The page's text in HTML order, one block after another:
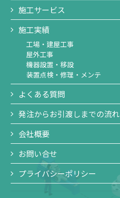
施工サービス
施工実績
工場・建屋工事
屋外工事
機器設置・移設
装置点検・修理・メンテ
よくある質問
発注からお引渡しまでの流れ
会社概要
お問い合せ
プライバシーポリシー